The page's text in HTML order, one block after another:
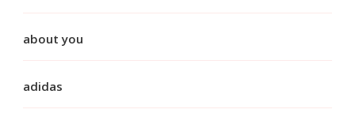
about you
adidas